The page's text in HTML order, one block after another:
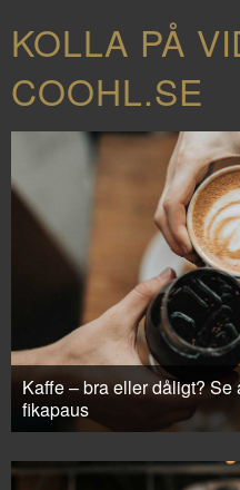
KOLLA PÅ
COOHL.SE
Kaffe – bra eller dåligt?
fikapaus